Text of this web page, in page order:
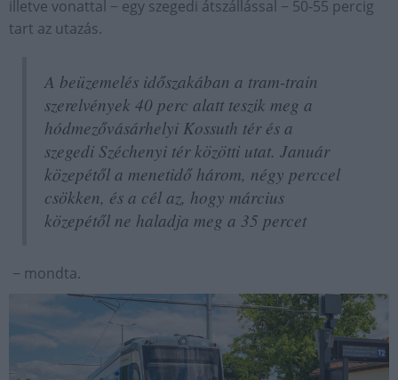
illetve vonattal − egy szegedi átszállással − 50-55 percig
tart az utazás.
A beüzemelés időszakában a tram-train
szerelvények 40 perc alatt teszik meg a
hódmezővásárhelyi Kossuth tér és a
szegedi Széchenyi tér közötti utat. Január
közepétől a menetidő három, négy perccel
csökken, és a cél az, hogy március
közepétől ne haladja meg a 35 percet
− mondta.